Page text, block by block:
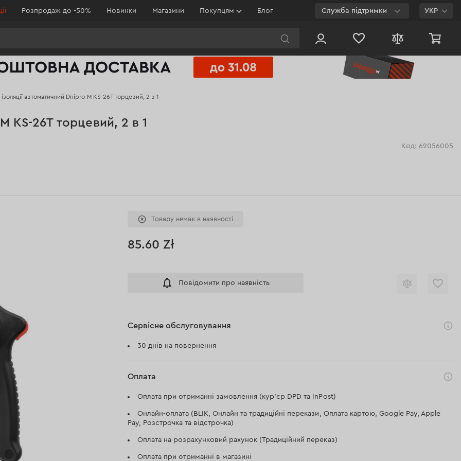
Розпродаж до -50% Новинки Магазини Покупцям Блог Служба підтримки
Чат на сайті
УКР
ізоляції автоматичний Dnipro-M KS-26T торцевий, 2 в 1
KS-26T торцевий, 2 в 1
Код: 62056005
Товару немає в наявності
85.60 Zł
Повідомити про наявність
Сервісне обслуговування
30 днів на повернення
Оплата
Оплата при отриманні замовлення (кур'єр DPD та InPost)
Онлайн-оплата (BLIK, Онлайн та традиційні перекази, Оплата картою, Google Pay, Apple
Pay, Розстрочка та відстрочка)
Оплата на розрахунковий рахунок (Традиційний переказ)
Оплата при отриманні в магазині